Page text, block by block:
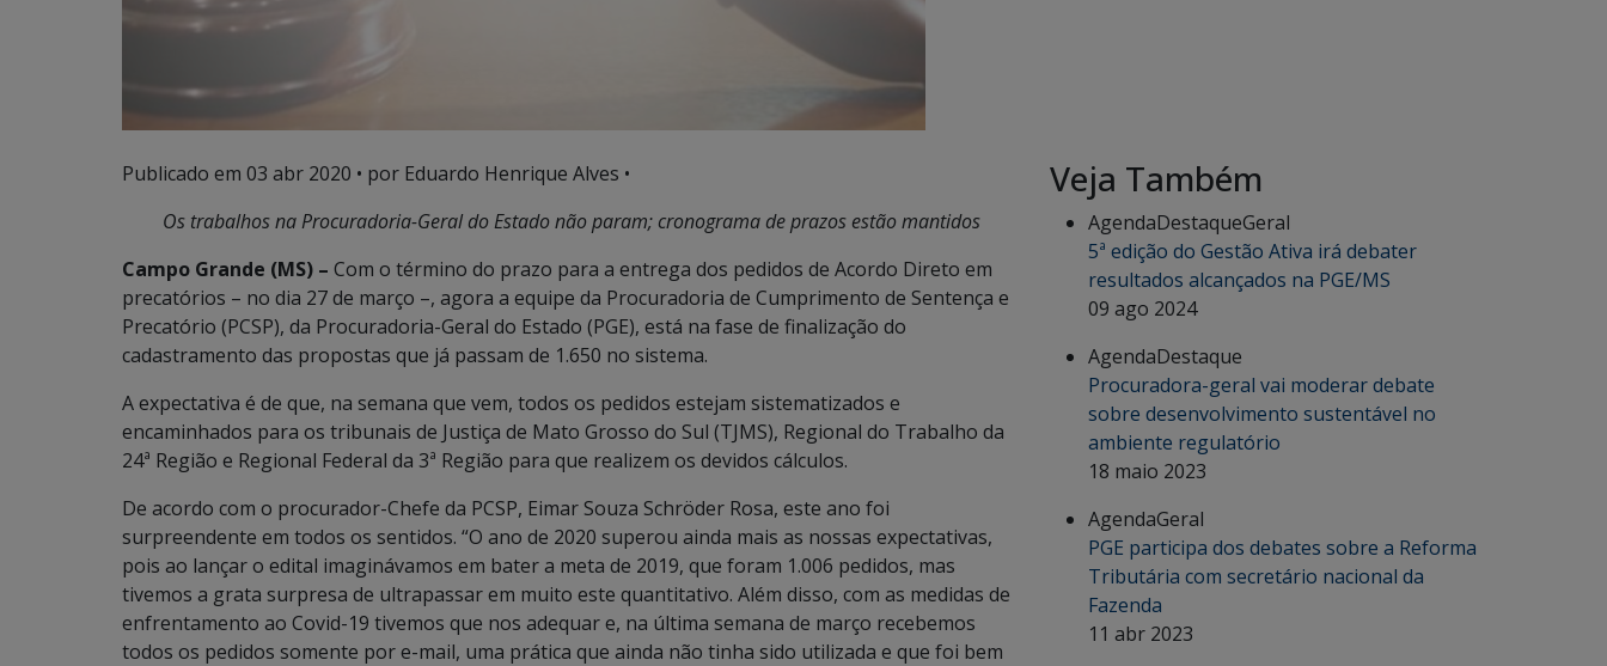
Publicado em 03 abr 2020 • por Eduardo Henrique Alves •
Os trabalhos na Procuradoria-Geral do Estado não param; cronograma de prazos estão mantidos
Campo Grande (MS) – Com o término do prazo para a entrega dos pedidos de Acordo Direto em
precatórios – no dia 27 de março –, agora a equipe da Procuradoria de Cumprimento de Sentença e
Precatório (PCSP), da Procuradoria-Geral do Estado (PGE), está na fase de finalização do
cadastramento das propostas que já passam de 1.650 no sistema.
A expectativa é de que, na semana que vem, todos os pedidos estejam sistematizados e
encaminhados para os tribunais de Justiça de Mato Grosso do Sul (TJMS), Regional do Trabalho da
24ª Região e Regional Federal da 3ª Região para que realizem os devidos cálculos.
De acordo com o procurador-Chefe da PCSP, Eimar Souza Schröder Rosa, este ano foi
surpreendente em todos os sentidos. “O ano de 2020 superou ainda mais as nossas expectativas,
pois ao lançar o edital imaginávamos em bater a meta de 2019, que foram 1.006 pedidos, mas
tivemos a grata surpresa de ultrapassar em muito este quantitativo. Além disso, com as medidas de
enfrentamento ao Covid-19 tivemos que nos adequar e, na última semana de março recebemos
todos os pedidos somente por e-mail, uma prática que ainda não tinha sido utilizada e que foi bem
Veja Também
AgendaDestaqueGeral
5ª edição do Gestão Ativa irá debater
resultados alcançados na PGE/MS
09 ago 2024
AgendaDestaque
Procuradora-geral vai moderar debate
sobre desenvolvimento sustentável no
ambiente regulatório
18 maio 2023
AgendaGeral
PGE participa dos debates sobre a Reforma
Tributária com secretário nacional da
Fazenda
11 abr 2023